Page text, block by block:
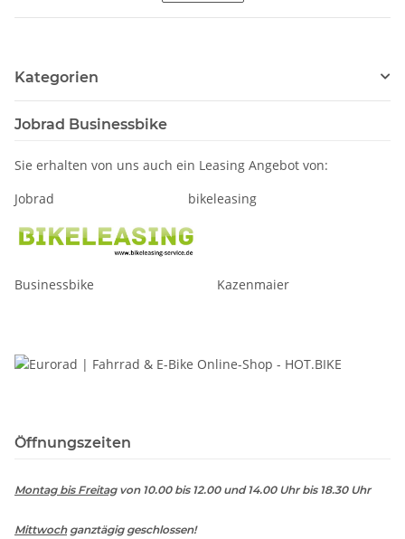
Kategorien
Jobrad Businessbike
Sie erhalten von uns auch ein Leasing Angebot von:
Jobrad bikeleasing
Businessbike Kazenmaier
Öffnungszeiten
Montag bis Freitagvon 10.00 bis 12.00 und 14.00 Uhr bis 18.30 Uhr
Mittwochganztägig geschlossen!